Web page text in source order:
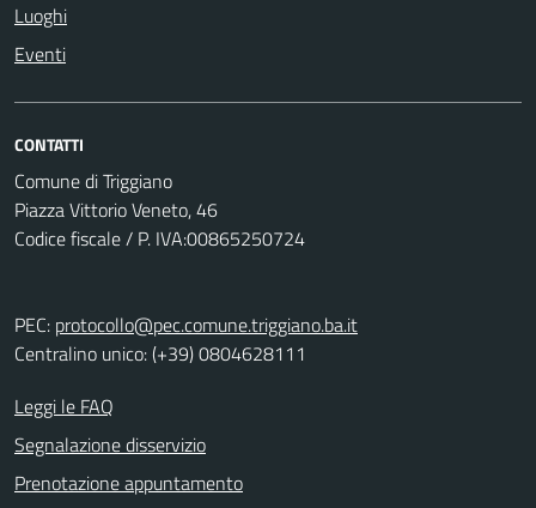
Luoghi
Eventi
CONTATTI
Comune di Triggiano
Piazza Vittorio Veneto, 46
Codice fiscale / P. IVA:00865250724
PEC: protocollo@pec.comune.triggiano.ba.it
Centralino unico: (+39) 0804628111
Leggi le FAQ
Segnalazione disservizio
Prenotazione appuntamento